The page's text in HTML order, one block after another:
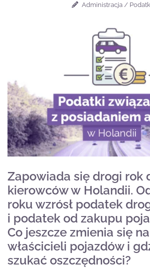
Administracja/
Zapowiada się drogi rok
kierowców w Holandii.
roku wzrósł podatek
i podatek od zakupu
Co jeszcze zmienia się
właścicieli pojazdów i
szukać oszczędności?